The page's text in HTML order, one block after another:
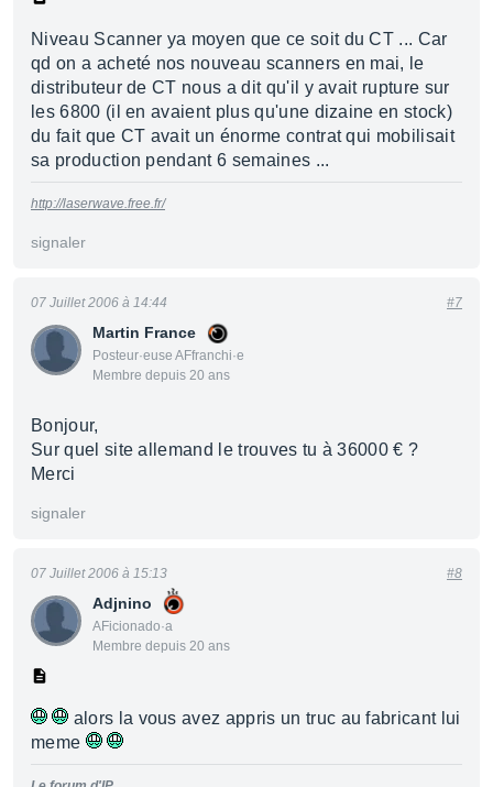
Niveau Scanner ya moyen que ce soit du CT ... Car
qd on a acheté nos nouveau scanners en mai, le
distributeur de CT nous a dit qu'il y avait rupture sur
les 6800 (il en avaient plus qu'une dizaine en stock)
du fait que CT avait un énorme contrat qui mobilisait
sa production pendant 6 semaines ...
http://laserwave.free.fr/
signaler
Martin France
Posteur·euse AFfranchi·e
Membre depuis 20 ans
07 Juillet 2006 à 14:44 #7
Bonjour,
Sur quel site allemand le trouves tu à 36000 € ?
Merci
signaler
Adjnino
AFicionado·a
Membre depuis 20 ans
07 Juillet 2006 à 15:13 #8
alors la vous avez appris un truc au fabricant lui
meme